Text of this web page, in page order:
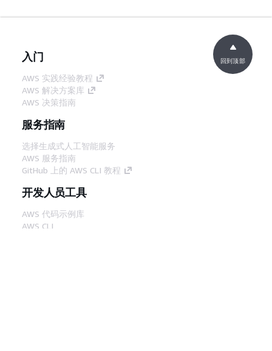
入门
AWS 实践经验教程
AWS 解决方案库
AWS 决策指南
服务指南
选择生成式人工智能服务
AWS 服务指南
GitHub 上的 AWS CLI 教程
开发人员工具
AWS 代码示例库
AWS CLI
回到顶部